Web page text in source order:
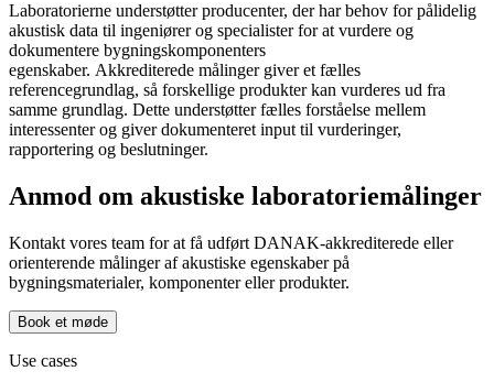
Laboratorierne understøtter producenter, der har behov for pålidelig
akustisk data til ingeniører og specialister for at vurdere og
dokumentere bygningskomponenters
egenskaber. Akkrediterede målinger giver et fælles
referencegrundlag, så forskellige produkter kan vurderes ud fra
samme grundlag. Dette understøtter fælles forståelse mellem
interessenter og giver dokumenteret input til vurderinger,
rapportering og beslutninger.
Anmod om akustiske laboratoriemålinger
Kontakt vores team for at få udført DANAK-akkrediterede eller
orienterende målinger af akustiske egenskaber på
bygningsmaterialer, komponenter eller produkter.
Book et møde
Use cases